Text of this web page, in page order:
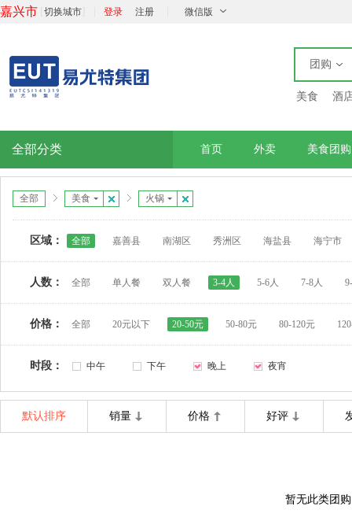
嘉兴市 切换城市 登录 注册 微信版
团购
美食 酒
全部分类 首页 外卖 美食团购
全部 美食 火锅
区域： 全部 嘉善县 南湖区 秀洲区 海盐县 海宁市
人数： 全部 单人餐 双人餐 3-4人 5-6人 7-8人
价格： 全部 20元以下 20-50元 50-80元 80-120元
时段： 中午 下午 晚上 夜宵
默认排序 销量 价格 好评
暂无此类团